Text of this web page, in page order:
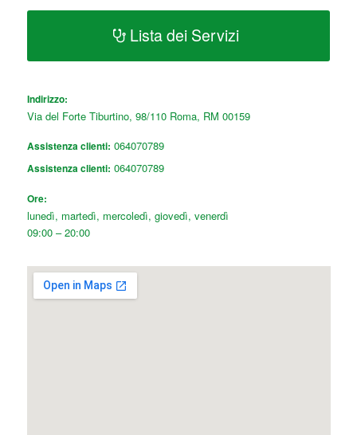
Lista dei Servizi
Indirizzo:
Via del Forte Tiburtino, 98/110 Roma, RM 00159
Assistenza clienti: 064070789
Assistenza clienti: 064070789
Ore:
lunedì, martedì, mercoledì, giovedì, venerdì
09:00 – 20:00